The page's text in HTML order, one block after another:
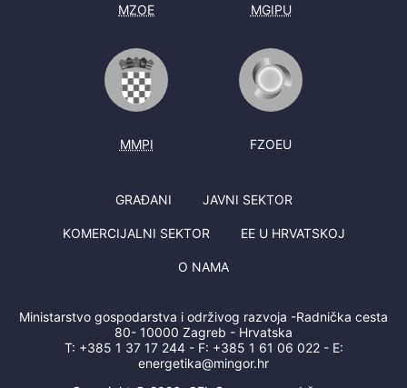
MZOE MGIPU
MMPI FZOEU
GRAĐANI JAVNI SEKTOR
KOMERCIJALNI SEKTOR EE U HRVATSKOJ
O NAMA
Ministarstvo gospodarstva i održivog razvoja -Radnička cesta
80- 10000 Zagreb - Hrvatska
T: +385 1 37 17 244- F: +385 1 61 06 022- E:
energetika@mingor.hr